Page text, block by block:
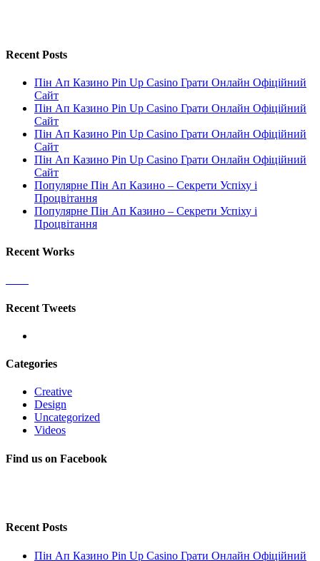
Recent Posts
Пін Ап Казино Pin Up Casino Грати Онлайн Офіційний
Сайт
Пін Ап Казино Pin Up Casino Грати Онлайн Офіційний
Сайт
Пін Ап Казино Pin Up Casino Грати Онлайн Офіційний
Сайт
Пін Ап Казино Pin Up Casino Грати Онлайн Офіційний
Сайт
Популярне Пін Ап Казино – Секрети Успіху і
Процвітання
Популярне Пін Ап Казино – Секрети Успіху і
Процвітання
Recent Works
Recent Tweets
Categories
Creative
Design
Uncategorized
Videos
Find us on Facebook
Recent Posts
Пін Ап Казино Pin Up Casino Грати Онлайн Офіційний